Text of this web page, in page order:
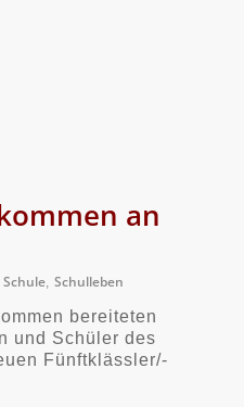
an
Schulleben
bereiteten
und Schüler des
Fünftklässler/-